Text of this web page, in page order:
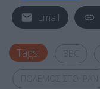
Email
Tags: